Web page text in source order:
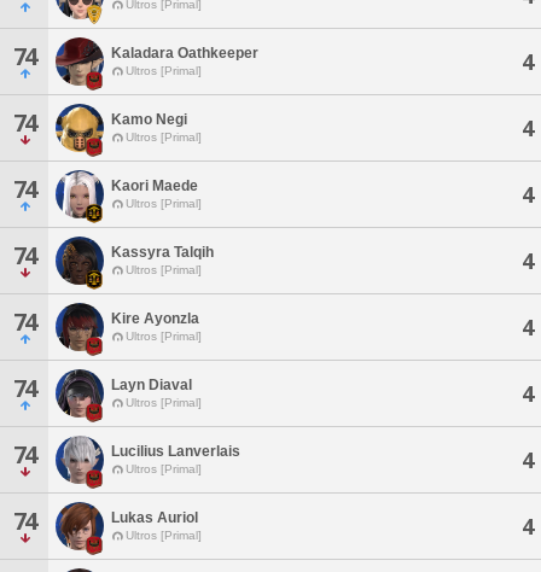
Ultros [Primal]
74 Kaladara Oathkeeper
Ultros [Primal] 4
74 Kamo Negi
Ultros [Primal] 4
74 Kaori Maede
Ultros [Primal] 4
74 Kassyra Talqih
Ultros [Primal] 4
74 Kire Ayonzla
Ultros [Primal] 4
74 Layn Diaval
Ultros [Primal] 4
74 Lucilius Lanverlais
Ultros [Primal] 4
74 Lukas Auriol
Ultros [Primal] 4